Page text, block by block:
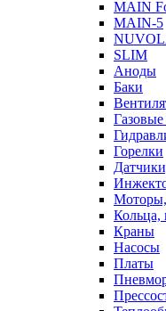
MAIN
MAIN-5
SLIM
Аноды
Баки
Горелки
Моторы,
Кольца,
Краны
Насосы
Платы